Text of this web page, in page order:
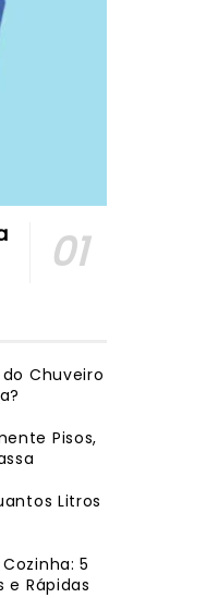
Chuveiro
Pisos,
Litros
5
e Rápidas